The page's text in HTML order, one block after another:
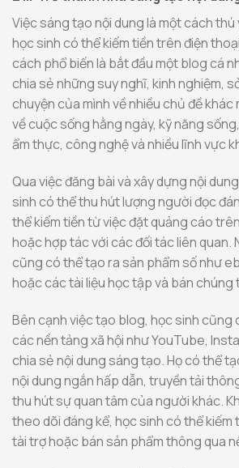
Việc sáng tạo nội dung là một cách thú
học sinh có thể kiếm tiền trên điện
cách phổ biến là bắt đầu một blog cá
chia sẻ những suy nghĩ, kinh nghiệm,
chuyện của mình về nhiều chủ đề khác
về cuộc sống hằng ngày, kỹ năng
ẩm thực, công nghệ và nhiều lĩnh vực
Qua việc đăng bài và xây dựng nội
sinh có thể thu hút lượng người đọc
thể kiếm tiền từ việc đặt quảng cáo
hoặc hợp tác với các đối tác liên quan.
cũng có thể tạo ra sản phẩm số như
hoặc các tài liệu học tập và bán chúng
Bên cạnh việc tạo blog, học sinh cũng
các nền tảng xã hội như YouTube,
chia sẻ nội dung sáng tạo. Họ có thể
nội dung ngắn hấp dẫn, truyền tải
thu hút sự quan tâm của người khác.
theo dõi đáng kể, học sinh có thể kiếm
tài trợ hoặc bán sản phẩm thông qua